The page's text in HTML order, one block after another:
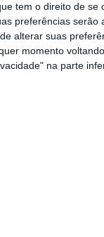
tem o direito de se
preferências serão
alterar suas
momento
na parte
Rally GT 300